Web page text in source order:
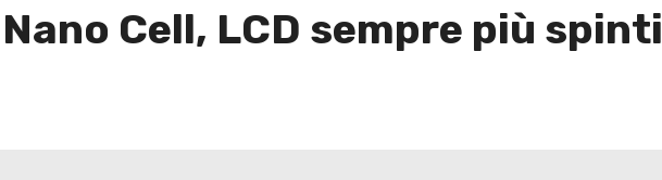
Cell, LCD sempre più spinti